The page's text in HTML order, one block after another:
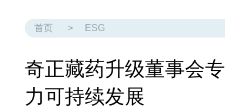
首页 > ESG
奇正藏药升级董事会
力可持续发展